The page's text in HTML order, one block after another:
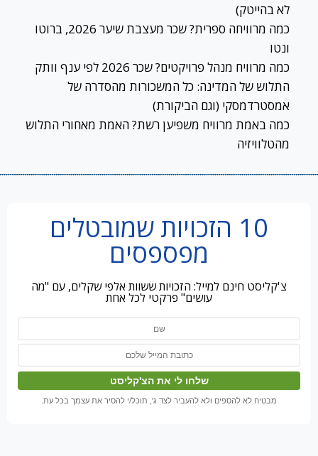
לא בהייטק)
כמה מרוויחה ספרית? שכר מעצבת שיער 2026, ברוטו
ונטו
כמה מרוויח מנהל פרויקטים? שכר 2026 לפי ענף וותק
התלוש של המדינה: כל המשכורות מהסדרה של
אמסטרדמסקי (וגם הביקורת)
כמה באמת מרוויח משפיען רשת? האמת מאחורי התלוש
מהטלוויזיה
10 הזכויות שמובטלים
מפספסים
צ'קליסט חינם למייל: הזכויות ששוות אלפי שקלים, עם "מה
עושים" פרקטי לכל אחת
מבטיח לא להספים ולא להעביר לצד ג', תוכל/י להסיר את עצמך בכל עת.